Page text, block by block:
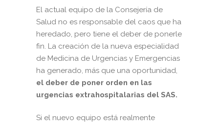
El actual equipo de la Consejería de
Salud no es responsable del caos que ha
heredado, pero tiene el deber de ponerle
fin. La creación de la nueva especialidad
de Medicina de Urgencias y Emergencias
ha generado, más que una oportunidad,
el deber de poner orden en las
urgencias extrahospitalarias del SAS.
Si el nuevo equipo está realmente